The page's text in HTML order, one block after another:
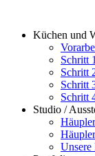
springenKüchen und
Schritt
Schritt
Schritt
Schritt
Studio /
Unsere